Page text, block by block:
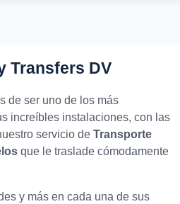
Transfers DV
de ser uno de los más
increíbles instalaciones, con las
servicio de Transporte
que le traslade cómodamente
y más en cada una de sus